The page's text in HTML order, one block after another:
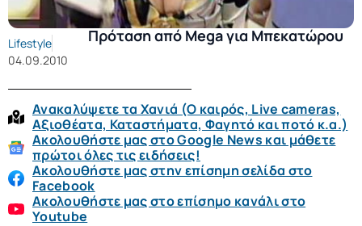
Lifestyle
04.09.2010
Πρόταση από Mega για Μπεκατώρου
Ανακαλύψετε τα Χανιά (O καιρός, Live cameras,
Αξιοθέατα, Καταστήματα, Φαγητό και ποτό κ.α.)
Ακολουθήστε μας στο Google News και μάθετε
πρώτοι όλες τις ειδήσεις!
Ακολουθήστε μας στην επίσημη σελίδα στο
Facebook
Ακολουθήστε μας στο επίσημο κανάλι στο
Youtube